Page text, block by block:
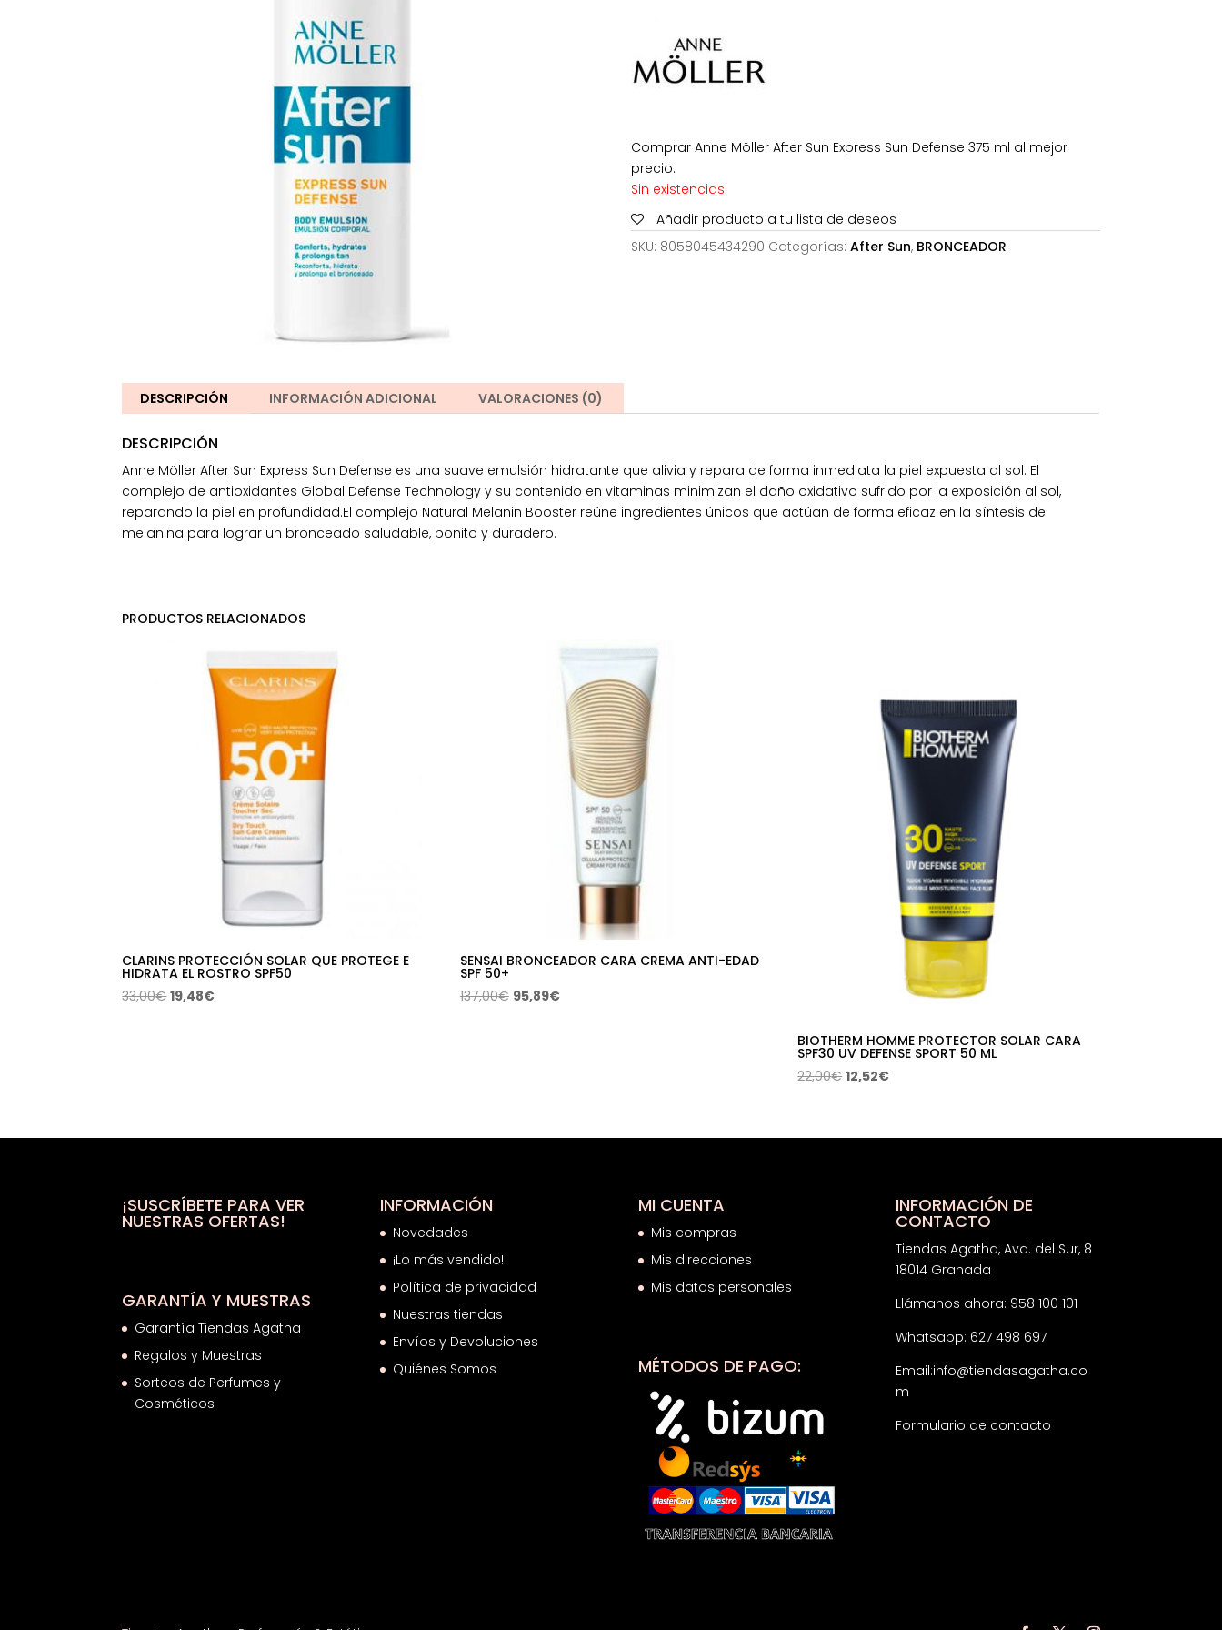
Comprar Anne Möller After Sun Express Sun Defense 375 ml al mejor
precio.
Sin existencias
Añadir producto a tu lista de deseos
SKU: 8058045434290 Categorías: After Sun, BRONCEADOR
DESCRIPCIÓN INFORMACIÓN ADICIONAL VALORACIONES (0)
DESCRIPCIÓN
Anne Möller After Sun Express Sun Defense es una suave emulsión hidratante que alivia y repara de forma inmediata la piel expuesta al sol. El
complejo de antioxidantes Global Defense Technology y su contenido en vitaminas minimizan el daño oxidativo sufrido por la exposición al sol,
reparando la piel en profundidad.El complejo Natural Melanin Booster reúne ingredientes únicos que actúan de forma eficaz en la síntesis de
melanina para lograr un bronceado saludable, bonito y duradero.
PRODUCTOS RELACIONADOS
CLARINS PROTECCIÓN SOLAR QUE PROTEGE E
HIDRATA EL ROSTRO SPF50
33,00€El
19,48€El
SENSAI BRONCEADOR CARA CREMA ANTI-EDAD
SPF 50+
137,00€ El
95,89€El
BIOTHERM HOMME PROTECTOR SOLAR CARA
SPF30 UV DEFENSE SPORT 50 ML
22,00€El
era:
12,52€El
es:
¡SUSCRÍBETE PARA VER
NUESTRAS OFERTAS!
GARANTÍA Y MUESTRAS
Garantía Tiendas Agatha
Regalos y Muestras
Sorteos de Perfumes y
Cosméticos
INFORMACIÓN
Novedades
¡Lo más vendido!
Política de privacidad
Nuestras tiendas
Envíos y Devoluciones
Quiénes Somos
MI CUENTA
Mis compras
Mis direcciones
Mis datos personales
MÉTODOS DE PAGO:
INFORMACIÓN DE
CONTACTO
Tiendas Agatha, Avd. del Sur, 8
18014 Granada
Llámanos ahora: 958 100 101
Whatsapp: 627 498 697
Email:info@tiendasagatha.co
m
Formulario de contacto